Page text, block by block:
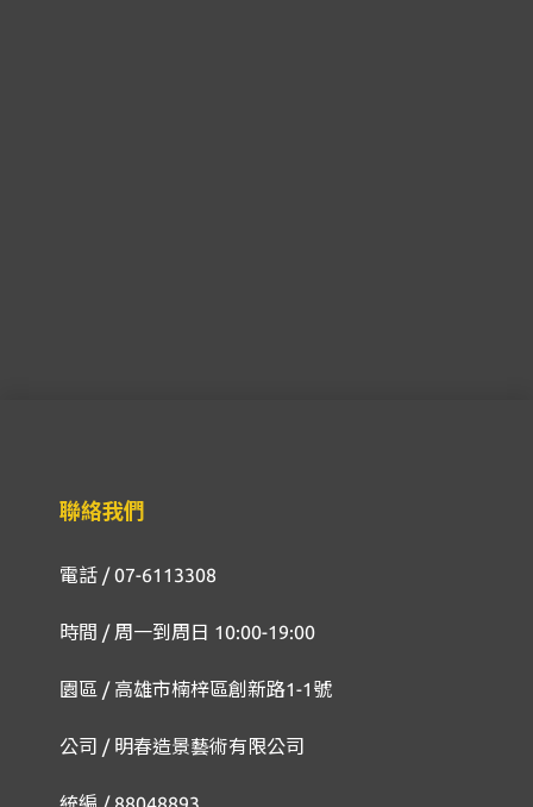
聯絡我們
電話 / 07-6113308
時間 / 周一到周日 10:00-19:00
園區 / 高雄市楠梓區創新路1-1號
公司 / 明春造景藝術有限公司